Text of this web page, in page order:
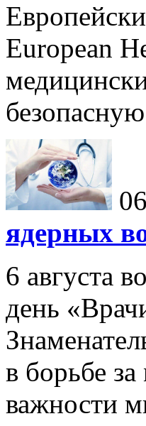
European
ядерных
6 августа
день
в борьбе
важности